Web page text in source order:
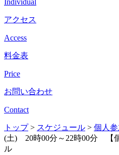
Individual
アクセス
Access
料金表
Price
お問い合わせ
Contact
トップ> スケジュール > 個人
(土) 20時00分～22時00分 【
ル